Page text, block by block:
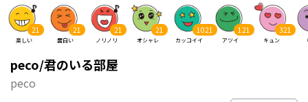
21
楽しい
21
面白い
21
ノリノリ
21
オシャレ
1021
カッコイイ
121
アツイ
321
キュン
peco/君のいる部屋
peco